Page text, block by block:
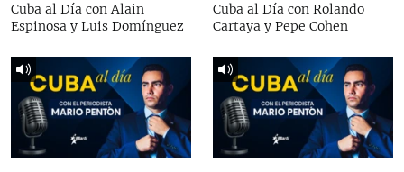
Cuba al Día con Alain
Espinosa y Luis Domínguez
Cuba al Día con Rolando
Cartaya y Pepe Cohen